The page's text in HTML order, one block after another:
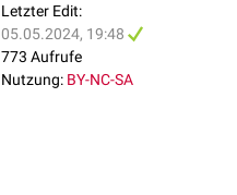
Letzter Edit:
05.05.2024, 19:48
773 Aufrufe
Nutzung: BY-NC-SA